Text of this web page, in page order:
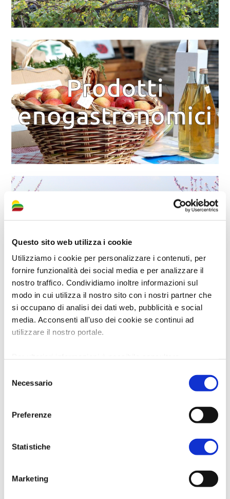
Questo sito web utilizza i cookie
Utilizziamo i cookie per personalizzare i contenuti, per
fornire funzionalità dei social media e per analizzare il
nostro traffico. Condividiamo inoltre informazioni sul
modo in cui utilizza il nostro sito con i nostri partner che
si occupano di analisi dei dati web, pubblicità e social
media. Acconsenti all'uso dei cookie se continui ad
utilizzare il nostro portale.
delNecessario
Preferenze
Statistiche
Marketing